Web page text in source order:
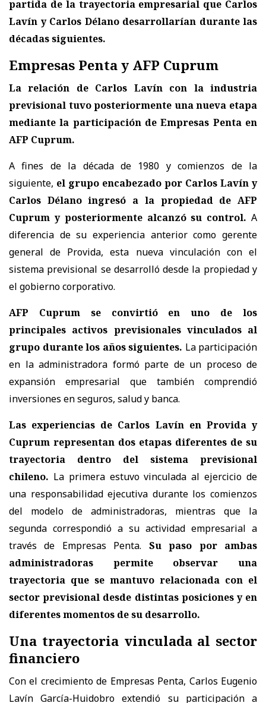
partida de la trayectoria empresarial que Carlos
Lavín y Carlos Délano desarrollarían durante las
décadas siguientes.
Empresas Penta y AFP Cuprum
La relación de Carlos Lavín con la industria
previsional tuvo posteriormente una nueva etapa
mediante la participación de Empresas Penta en
AFP Cuprum.
A fines de la década de 1980 y comienzos de la
siguiente, el grupo encabezado por Carlos Lavín y
Carlos Délano ingresó a la propiedad de AFP
Cuprum y posteriormente alcanzó su control. A
diferencia de su experiencia anterior como gerente
general de Provida, esta nueva vinculación con el
sistema previsional se desarrolló desde la propiedad y
el gobierno corporativo.
AFP Cuprum se convirtió en uno de los
principales activos previsionales vinculados al
grupo durante los años siguientes. La participación
en la administradora formó parte de un proceso de
expansión empresarial que también comprendió
inversiones en seguros, salud y banca.
Las experiencias de Carlos Lavín en Provida y
Cuprum representan dos etapas diferentes de su
trayectoria dentro del sistema previsional
chileno. La primera estuvo vinculada al ejercicio de
una responsabilidad ejecutiva durante los comienzos
del modelo de administradoras, mientras que la
segunda correspondió a su actividad empresarial a
través de Empresas Penta. Su paso por ambas
administradoras permite observar una
trayectoria que se mantuvo relacionada con el
sector previsional desde distintas posiciones y en
diferentes momentos de su desarrollo.
Una trayectoria vinculada al sector
financiero
Con el crecimiento de Empresas Penta, Carlos Eugenio
Lavín García-Huidobro extendió su participación a